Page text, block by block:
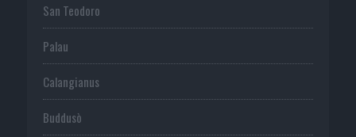
San Teodoro
Palau
Calangianus
Buddusò